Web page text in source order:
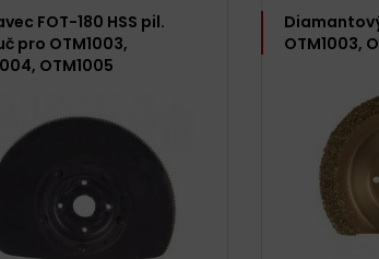
FOT-180 HSS pil.
pro OTM1003,
OTM1005
OTM1003,